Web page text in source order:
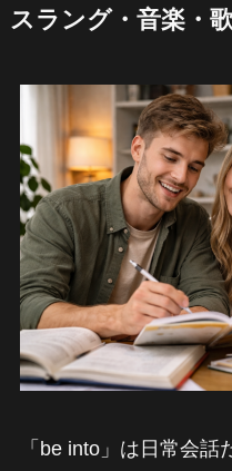
スラング・音楽・
「be into」は日常会